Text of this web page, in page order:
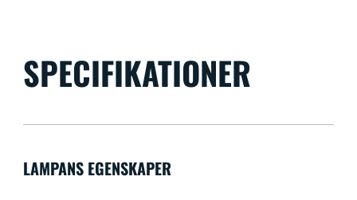
SPECIFIKATIONER
LAMPANS EGENSKAPER